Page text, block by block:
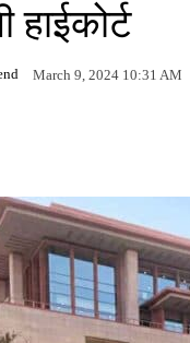
हाईकोर्ट
March 9, 2024 10:31 AM